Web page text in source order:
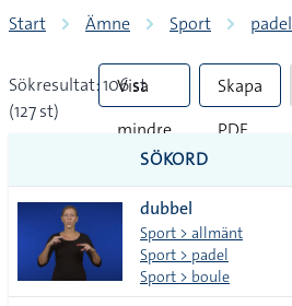
Start Ämne Sport padel
Sökresultat: 106 st
(127 st)
Visa
mindre
tecken
Skapa
PDF
SÖKORD
dubbel
Sport > allmänt
Sport > padel
Sport > boule